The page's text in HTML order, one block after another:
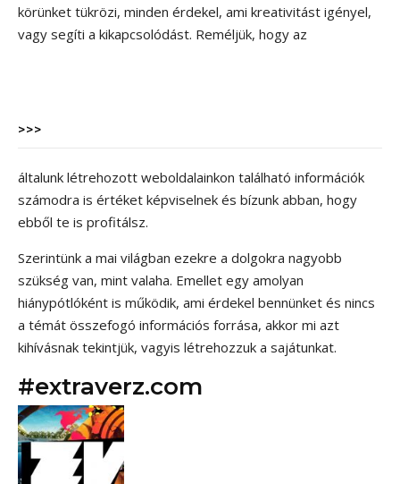
körünket tükrözi, minden érdekel, ami kreativitást igényel,
vagy segíti a kikapcsolódást. Reméljük, hogy az
>>>
általunk létrehozott weboldalainkon található információk
számodra is értéket képviselnek és bízunk abban, hogy
ebből te is profitálsz.
Szerintünk a mai világban ezekre a dolgokra nagyobb
szükség van, mint valaha. Emellet egy amolyan
hiánypótlóként is működik, ami érdekel bennünket és nincs
a témát összefogó információs forrása, akkor mi azt
kihívásnak tekintjük, vagyis létrehozzuk a sajátunkat.
#extraverz.com